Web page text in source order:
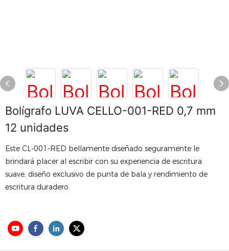
Bolígrafo LUVA CELLO-001-RED 0,7 mm
12 unidades
Este CL-001-RED bellamente diseñado seguramente le
brindará placer al escribir con su experiencia de escritura
suave, diseño exclusivo de punta de bala y rendimiento de
escritura duradero.